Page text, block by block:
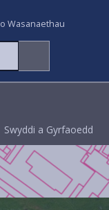
o Wasanaethau
Swyddi a Gyrfaoedd